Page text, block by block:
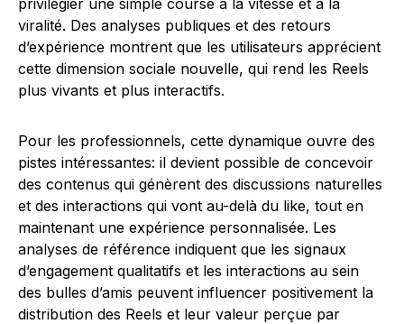
privilégier une simple course à la vitesse et à la
viralité. Des analyses publiques et des retours
d’expérience montrent que les utilisateurs apprécient
cette dimension sociale nouvelle, qui rend les Reels
plus vivants et plus interactifs.
Pour les professionnels, cette dynamique ouvre des
pistes intéressantes: il devient possible de concevoir
des contenus qui génèrent des discussions naturelles
et des interactions qui vont au-delà du like, tout en
maintenant une expérience personnalisée. Les
analyses de référence indiquent que les signaux
d’engagement qualitatifs et les interactions au sein
des bulles d’amis peuvent influencer positivement la
distribution des Reels et leur valeur perçue par